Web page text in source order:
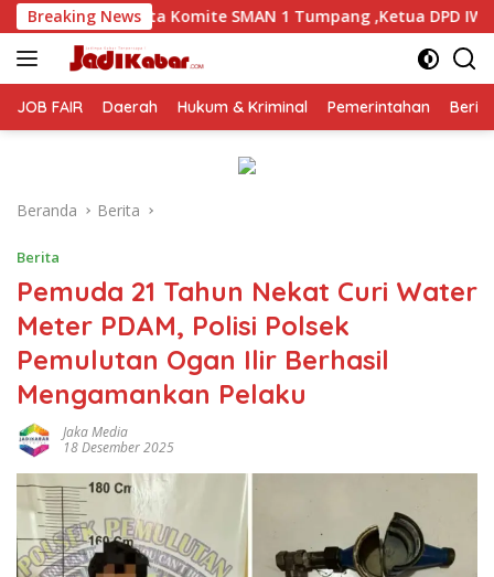
Langsung
ke
konten
Breaking News
SMAN 1 Tumpang ,Ketua DPD IWOI Buka suara
JOB FAIR Daerah Hukum & Kriminal Pemerintahan
Beranda Berita
Berita
Pemuda 21 Tahun Nekat Curi Water
Meter PDAM, Polisi Polsek
Pemulutan Ogan Ilir Berhasil
Mengamankan Pelaku
Jaka Media
18 Desember 2025